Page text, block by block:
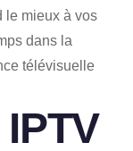
le mieux à vos
dans la
télévisuelle